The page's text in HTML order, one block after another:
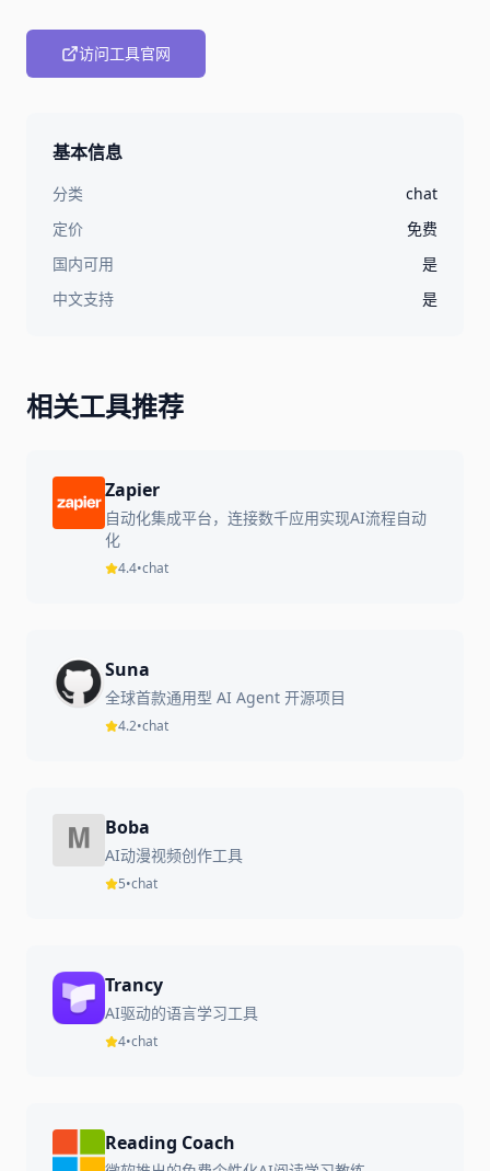
访问工具官网
基本信息
分类
chat
定价
免费
国内可用
是
中文支持
是
相关工具推荐
Zapier
自动化集成平台，连接数千应用实现AI流程自动
化
4.4•chat
Suna
全球首款通用型 AI Agent 开源项目
4.2•chat
Boba
AI动漫视频创作工具
5•chat
Trancy
AI驱动的语言学习工具
4•chat
Reading Coach